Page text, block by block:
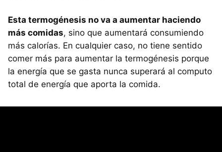
Esta termogénesis no va a aumentar haciendo
más comidas, sino que aumentará consumiendo
más calorías. En cualquier caso, no tiene sentido
comer más para aumentar la termogénesis porque
la energía que se gasta nunca superará al computo
total de energía que aporta la comida.